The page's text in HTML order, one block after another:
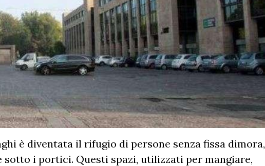
è diventata il rifugio di persone senza fissa dimora,
sotto i portici. Questi spazi, utilizzati per mangiare,